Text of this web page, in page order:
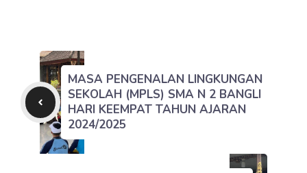
MASA PENGENALAN LINGKUNGAN
SEKOLAH (MPLS) SMA N 2 BANGLI
HARI KEEMPAT TAHUN AJARAN
2024/2025